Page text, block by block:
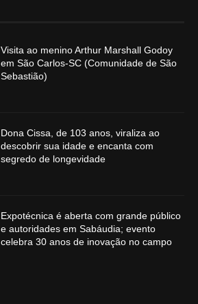
Visita ao menino Arthur Marshall Godoy
em São Carlos-SC (Comunidade de São
Sebastião)
Dona Cissa, de 103 anos, viraliza ao
descobrir sua idade e encanta com
segredo de longevidade
Expotécnica é aberta com grande público
e autoridades em Sabáudia; evento
celebra 30 anos de inovação no campo